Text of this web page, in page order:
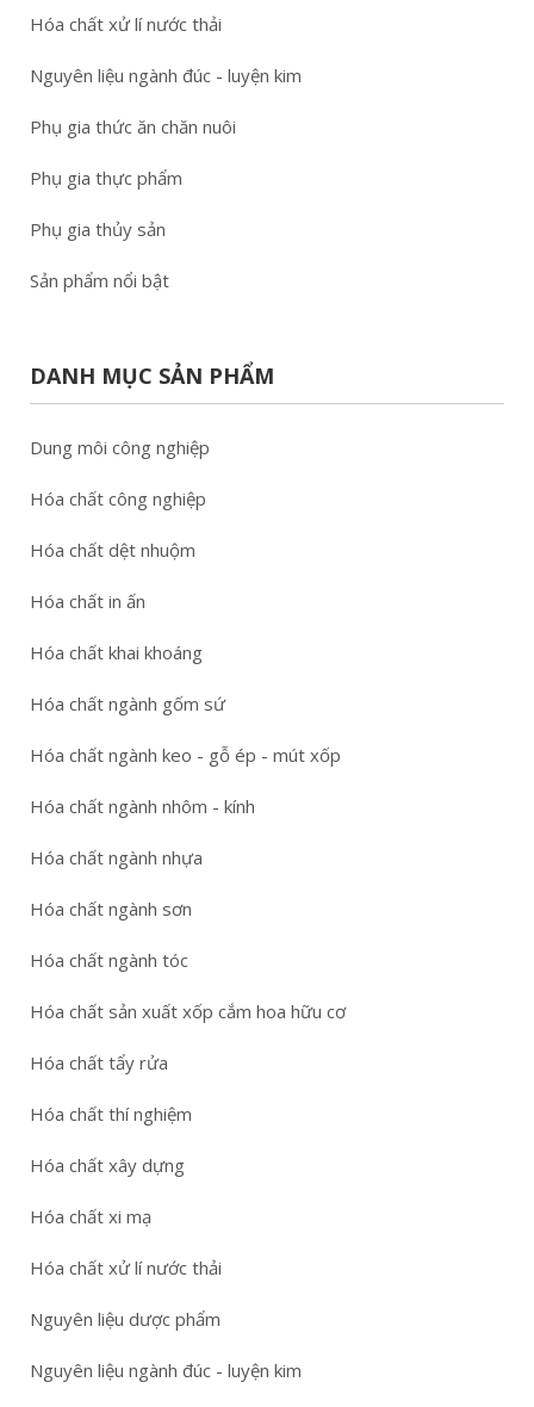
Hóa chất xử lí nước thải
Nguyên liệu ngành đúc - luyện kim
Phụ gia thức ăn chăn nuôi
Phụ gia thực phẩm
Phụ gia thủy sản
Sản phẩm nổi bật
DANH MỤC SẢN PHẨM
Dung môi công nghiệp
Hóa chất công nghiệp
Hóa chất dệt nhuộm
Hóa chất in ấn
Hóa chất khai khoáng
Hóa chất ngành gốm sứ
Hóa chất ngành keo - gỗ ép - mút xốp
Hóa chất ngành nhôm - kính
Hóa chất ngành nhựa
Hóa chất ngành sơn
Hóa chất ngành tóc
Hóa chất sản xuất xốp cắm hoa hữu cơ
Hóa chất tẩy rửa
Hóa chất thí nghiệm
Hóa chất xây dựng
Hóa chất xi mạ
Hóa chất xử lí nước thải
Nguyên liệu dược phẩm
Nguyên liệu ngành đúc - luyện kim